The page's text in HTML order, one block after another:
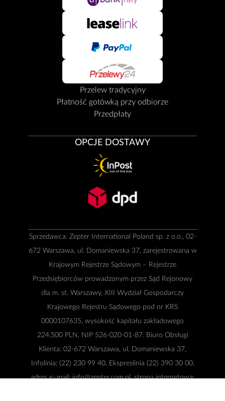
Przelew tradycyjny
Płatność gotówką przy odbiorze
Przedpłaty
OPCJE DOSTAWY
Sprzedawca: Zepter International Poland sp. z o.o., 02-
672 Warszawa, ul. Domaniewska 37, zarejestrowana w
Krajowym Rejestrze Sądowym – Rejestrze
Przedsiębiorców prowadzonym przez Sąd Rejonowy
dla m. st. Warszawy, XIII Wydział Gospodarczy
Krajowego Rejestru Sądowego pod nr KRS
0000107635, wysokość kapitału zakładowego
224.500 PLN, NIP 526-020-01-87. Biuro Obsługi
Klienta: 02-672 Warszawa, ul. Domaniewska 37,
Infolinia: (22) 230 99 40, Ekspreslinia (22) 390 30 00,
adres e–mail:info@zepter.com.pl, strona internetowa: